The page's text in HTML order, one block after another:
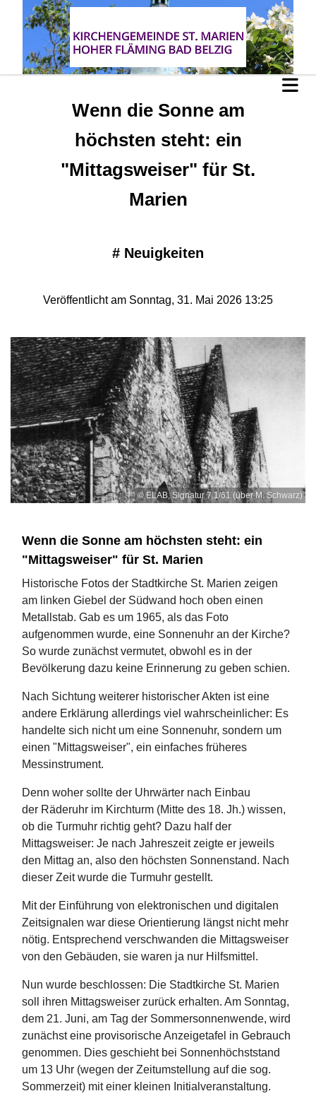
Wenn die Sonne am
höchsten steht: ein
"Mittagsweiser" für St.
Marien
# Neuigkeiten
Veröffentlicht am Sonntag, 31. Mai 2026 13:25
© ELAB, Signatur 7.1/61 (über M. Schwarz)
Wenn die Sonne am höchsten steht: ein
"Mittagsweiser" für St. Marien
Historische Fotos der Stadtkirche St. Marien zeigen
am linken Giebel der Südwand hoch oben einen
Metallstab. Gab es um 1965, als das Foto
aufgenommen wurde, eine Sonnenuhr an der Kirche?
So wurde zunächst vermutet, obwohl es in der
Bevölkerung dazu keine Erinnerung zu geben schien.
Nach Sichtung weiterer historischer Akten ist eine
andere Erklärung allerdings viel wahrscheinlicher: Es
handelte sich nicht um eine Sonnenuhr, sondern um
einen "Mittagsweiser", ein einfaches früheres
Messinstrument.
Denn woher sollte der Uhrwärter nach Einbau
der Räderuhr im Kirchturm (Mitte des 18. Jh.) wissen,
ob die Turmuhr richtig geht? Dazu half der
Mittagsweiser: Je nach Jahreszeit zeigte er jeweils
den Mittag an, also den höchsten Sonnenstand. Nach
dieser Zeit wurde die Turmuhr gestellt.
Mit der Einführung von elektronischen und digitalen
Zeitsignalen war diese Orientierung längst nicht mehr
nötig. Entsprechend verschwanden die Mittagsweiser
von den Gebäuden, sie waren ja nur Hilfsmittel.
Nun wurde beschlossen: Die Stadtkirche St. Marien
soll ihren Mittagsweiser zurück erhalten. Am Sonntag,
dem 21. Juni, am Tag der Sommersonnenwende, wird
zunächst eine provisorische Anzeigetafel in Gebrauch
genommen. Dies geschieht bei Sonnenhöchststand
um 13 Uhr (wegen der Zeitumstellung auf die sog.
Sommerzeit) mit einer kleinen Initialveranstaltung.